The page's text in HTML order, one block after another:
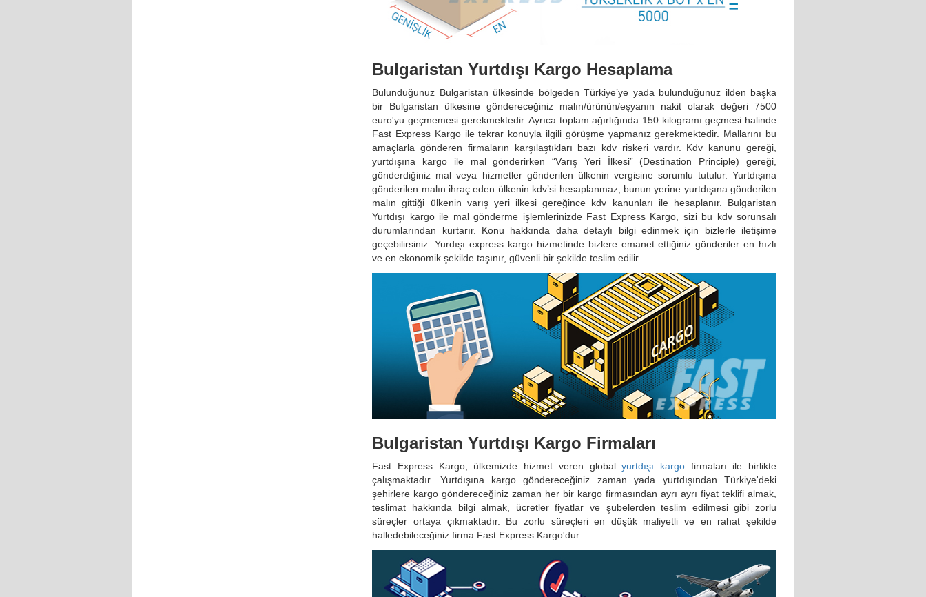
Bulgaristan Yurtdışı Kargo Hesaplama
Bulunduğunuz Bulgaristan ülkesinde bölgeden Türkiye’ye yada bulunduğunuz ilden başka
bir Bulgaristan ülkesine göndereceğiniz malın/ürünün/eşyanın nakit olarak değeri 7500
euro'yu geçmemesi gerekmektedir. Ayrıca toplam ağırlığında 150 kilogramı geçmesi halinde
Fast Express Kargo ile tekrar konuyla ilgili görüşme yapmanız gerekmektedir. Mallarını bu
amaçlarla gönderen firmaların karşılaştıkları bazı kdv riskeri vardır. Kdv kanunu gereği,
yurtdışına kargo ile mal gönderirken “Varış Yeri İlkesi” (Destination Principle) gereği,
gönderdiğiniz mal veya hizmetler gönderilen ülkenin vergisine sorumlu tutulur. Yurtdışına
gönderilen malın ihraç eden ülkenin kdv’si hesaplanmaz, bunun yerine yurtdışına gönderilen
malın gittiği ülkenin varış yeri ilkesi gereğince kdv kanunları ile hesaplanır. Bulgaristan
Yurtdışı kargo ile mal gönderme işlemlerinizde Fast Express Kargo, sizi bu kdv sorunsalı
durumlarından kurtarır. Konu hakkında daha detaylı bilgi edinmek için bizlerle iletişime
geçebilirsiniz. Yurdışı express kargo hizmetinde bizlere emanet ettiğiniz gönderiler en hızlı
ve en ekonomik şekilde taşınır, güvenli bir şekilde teslim edilir.
Bulgaristan Yurtdışı Kargo Firmaları
Fast Express Kargo; ülkemizde hizmet veren globalyurtdışı kargofirmaları ile birlikte
çalışmaktadır. Yurtdışına kargo göndereceğiniz zaman yada yurtdışından Türkiye'deki
şehirlere kargo göndereceğiniz zaman her bir kargo firmasından ayrı ayrı fiyat teklifi almak,
teslimat hakkında bilgi almak, ücretler fiyatlar ve şubelerden teslim edilmesi gibi zorlu
süreçler ortaya çıkmaktadır. Bu zorlu süreçleri en düşük maliyetli ve en rahat şekilde
halledebileceğiniz firma Fast Express Kargo'dur.